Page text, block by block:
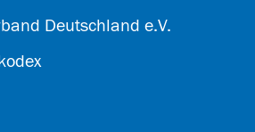
Deutschland e.V.